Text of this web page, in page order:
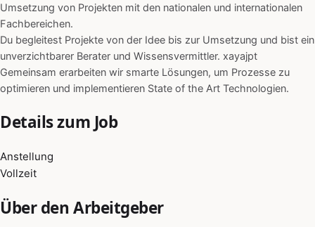
Umsetzung von Projekten mit den nationalen und internationalen
Fachbereichen.
Du begleitest Projekte von der Idee bis zur Umsetzung und bist ein
unverzichtbarer Berater und Wissensvermittler. xayajpt
Gemeinsam erarbeiten wir smarte Lösungen, um Prozesse zu
optimieren und implementieren State of the Art Technologien.
Details zum Job
Anstellung
Vollzeit
Über den Arbeitgeber